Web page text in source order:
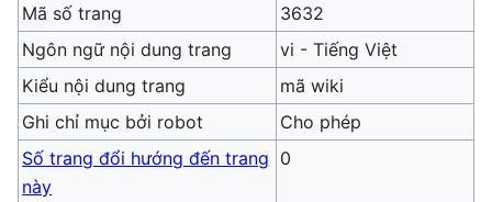
Mã số trang
3632
Ngôn ngữ nội dung trang
vi - Tiếng Việt
Kiểu nội dung trang
mã wiki
Ghi chỉ mục bởi robot
Cho phép
Số trang đổi hướng đến trang
này
0